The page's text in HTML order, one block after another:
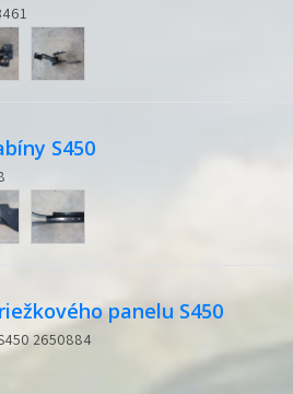
S450
panelu S450
2650884